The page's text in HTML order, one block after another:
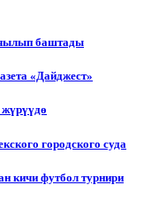
баштады
«Дайджест»
городского суда
кичи футбол турнири